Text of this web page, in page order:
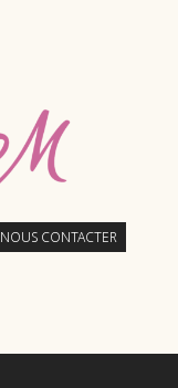
NOUS CONTACTER